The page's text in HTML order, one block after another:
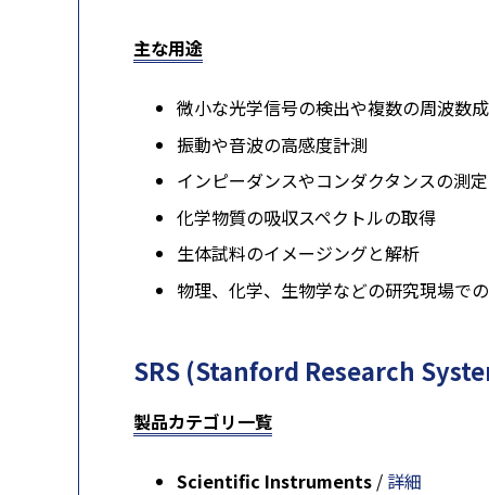
主な用途
微小な光学信号の検出や複数の周波数
振動や音波の高感度計測
インピーダンスやコンダクタンスの測定
化学物質の吸収スペクトルの取得
生体試料のイメージングと解析
物理、化学、生物学などの研究現場で
SRS (Stanford Research
製品カテゴリ一覧
Scientific Instruments / 詳細